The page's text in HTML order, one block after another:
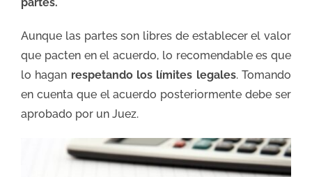
Aunque las partes son libres de establecer el valor
que pacten en el acuerdo, lo recomendable es que
lo hagan respetando los límites legales. Tomando
en cuenta que el acuerdo posteriormente debe ser
aprobado por un Juez.